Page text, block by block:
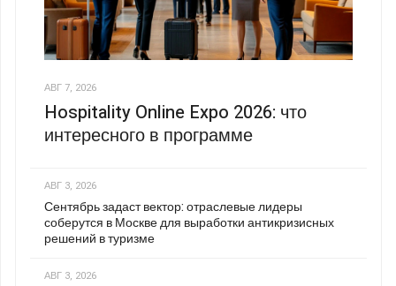
АВГ 7, 2026
Hospitality Online Expo 2026: что
интересного в программе
АВГ 3, 2026
Сентябрь задаст вектор: отраслевые лидеры
соберутся в Москве для выработки антикризисных
решений в туризме
АВГ 3, 2026